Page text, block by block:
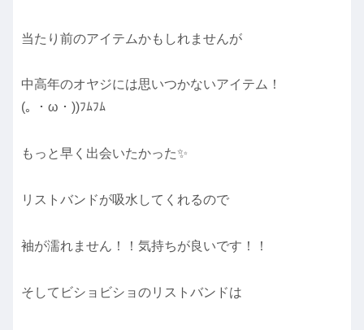
当たり前のアイテムかもしれませんが
中高年のオヤジには思いつかないアイテム！
(｡ ・ω・))ﾌﾑﾌﾑ
もっと早く出会いたかった✨
リストバンドが吸水してくれるので
袖が濡れません！！気持ちが良いです！！
そしてビショビショのリストバンドは